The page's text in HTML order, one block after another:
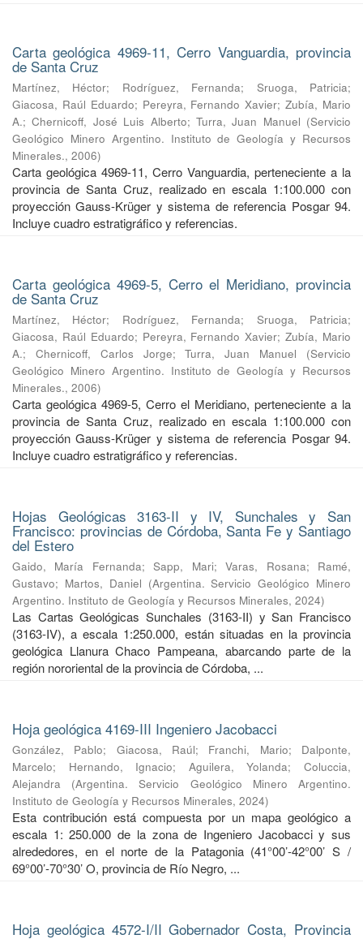
Carta geológica 4969-11, Cerro Vanguardia, provincia
de Santa Cruz
Martínez, Héctor; Rodríguez, Fernanda; Sruoga, Patricia;
Giacosa, Raúl Eduardo; Pereyra, Fernando Xavier;Zubía, Mario
A.;Chernicoff, José Luis Alberto; Turra, Juan Manuel (Servicio
Geológico Minero Argentino. Instituto de Geología y Recursos
Minerales., 2006)
Carta geológica 4969-11, Cerro Vanguardia, perteneciente a la
provincia de Santa Cruz, realizado en escala 1:100.000 con
proyección Gauss-Krüger y sistema de referencia Posgar 94.
Incluye cuadro estratigráfico y referencias.
Carta geológica 4969-5, Cerro el Meridiano, provincia
de Santa Cruz
Martínez, Héctor; Rodríguez, Fernanda; Sruoga, Patricia;
Giacosa, Raúl Eduardo; Pereyra, Fernando Xavier;Zubía, Mario
A.; Chernicoff, Carlos Jorge;Turra, Juan Manuel (Servicio
Geológico Minero Argentino. Instituto de Geología y Recursos
Minerales., 2006)
Carta geológica 4969-5, Cerro el Meridiano, perteneciente a la
provincia de Santa Cruz, realizado en escala 1:100.000 con
proyección Gauss-Krüger y sistema de referencia Posgar 94.
Incluye cuadro estratigráfico y referencias.
Hojas Geológicas 3163-II y IV, Sunchales y San
Francisco: provincias de Córdoba, Santa Fe y Santiago
del Estero
Gaido, María Fernanda;Sapp, Mari;Varas, Rosana; Ramé,
Gustavo; Martos, Daniel (Argentina. Servicio Geológico Minero
Argentino. Instituto de Geología y Recursos Minerales, 2024)
Las Cartas Geológicas Sunchales (3163-II) y San Francisco
(3163-IV), a escala 1:250.000, están situadas en la provincia
geológica Llanura Chaco Pampeana, abarcando parte de la
región nororiental de la provincia de Córdoba, ...
Hoja geológica 4169-III Ingeniero Jacobacci
González, Pablo; Giacosa, Raúl; Franchi, Mario; Dalponte,
Marcelo; Hernando, Ignacio; Aguilera, Yolanda;Coluccia,
Alejandra
(Argentina. Servicio Geológico Minero Argentino.
Instituto de Geología y Recursos Minerales, 2024)
Esta contribución está compuesta por un mapa geológico a
escala 1: 250.000 de la zona de Ingeniero Jacobacci y sus
alrededores, en el norte de la Patagonia (41°00’-42°00’ S /
69°00’-70°30’ O, provincia de Río Negro, ...
Hoja geológica 4572-I/II Gobernador Costa, Provincia